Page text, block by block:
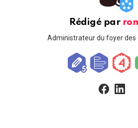
Rédigé par
Administrateur du foyer des